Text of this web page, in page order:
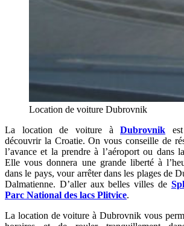
Location de voiture Dubrovnik
La location de voiture àDubrovnik
découvrir la Croatie. On vous conseille de
l’avance et la prendre à l’aéroport ou dans
Elle vous donnera une grande liberté à
dans le pays, vour arrêter dans les plages de
Dalmatienne. D’aller aux belles villes de
Parc National des lacs Plitvice.
La location de voiture à Dubrovnik vous